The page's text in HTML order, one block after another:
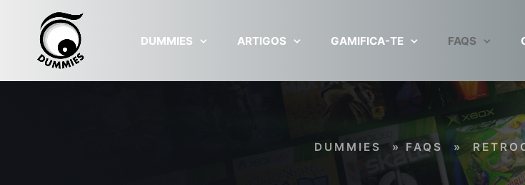
Skip to main content
DUMMIES ARTIGOS GAMIFICA-TE FAQS
DUMMIES » FAQS »